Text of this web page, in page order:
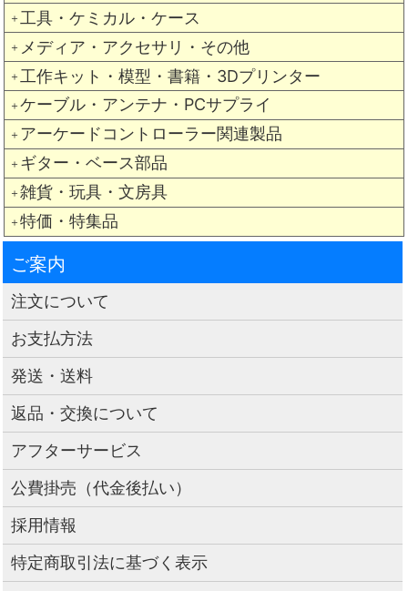
＋ 工具・ケミカル・ケース
＋ メディア・アクセサリ・その他
＋ 工作キット・模型・書籍・3Dプリンター
＋ ケーブル・アンテナ・PCサプライ
＋ アーケードコントローラー関連製品
＋ ギター・ベース部品
＋ 雑貨・玩具・文房具
＋ 特価・特集品
ご案内
注文について
お支払方法
発送・送料
返品・交換について
アフターサービス
公費掛売（代金後払い）
採用情報
特定商取引法に基づく表示